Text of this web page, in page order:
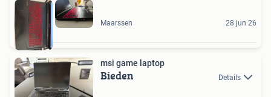
Maarssen 28 jun 26
msi game laptop
Bieden Details